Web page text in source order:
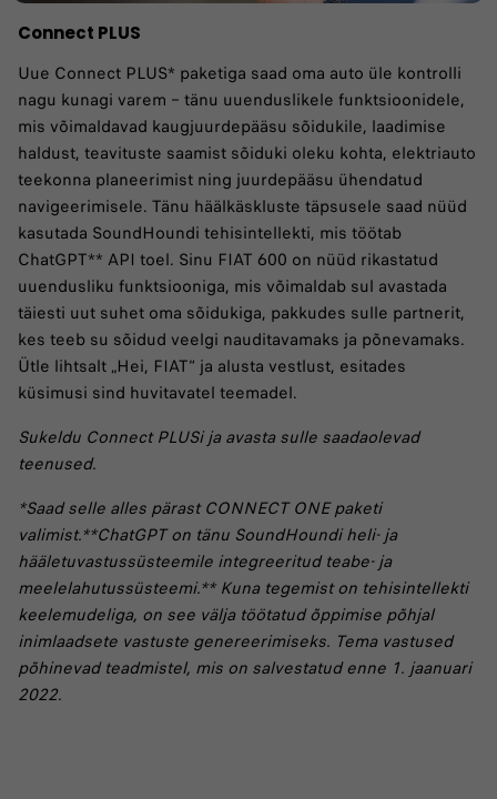
Connect PLUS
Uue Connect PLUS* paketiga saad oma auto üle kontrolli
nagu kunagi varem – tänu uuenduslikele funktsioonidele,
mis võimaldavad kaugjuurdepääsu sõidukile, laadimise
haldust, teavituste saamist sõiduki oleku kohta, elektriauto
teekonna planeerimist ning juurdepääsu ühendatud
navigeerimisele. Tänu häälkäskluste täpsusele saad nüüd
kasutada SoundHoundi tehisintellekti, mis töötab
ChatGPT** API toel. Sinu FIAT 600 on nüüd rikastatud
uuendusliku funktsiooniga, mis võimaldab sul avastada
täiesti uut suhet oma sõidukiga, pakkudes sulle partnerit,
kes teeb su sõidud veelgi nauditavamaks ja põnevamaks.
Ütle lihtsalt „Hei, FIAT“ ja alusta vestlust, esitades
küsimusi sind huvitavatel teemadel.
Sukeldu Connect PLUSi ja avasta sulle saadaolevad
teenused.
*Saad selle alles pärast CONNECT ONE paketi
valimist.**ChatGPT on tänu SoundHoundi heli- ja
hääletuvastussüsteemile integreeritud teabe- ja
meelelahutussüsteemi.** Kuna tegemist on tehisintellekti
keelemudeliga, on see välja töötatud õppimise põhjal
inimlaadsete vastuste genereerimiseks. Tema vastused
põhinevad teadmistel, mis on salvestatud enne 1. jaanuari
2022.